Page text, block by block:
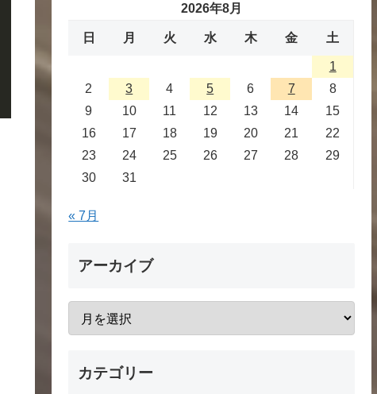
2026年8月
日 月 火 水 木 金 土
1
2
3 4 5 6 7
8
9
10 11 12 13 14
15
16
17 18 19 20 21
22
23
24 25 26 27 28
29
30
31
« 7月
アーカイブ
カテゴリー